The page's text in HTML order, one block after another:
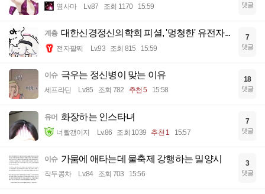
옆사마 Lv.87 조회 1170 15:59 댓글
계층 대한신경정신의학회 피셜, '멍청한' 유전자...
전자팔찌 Lv.93 조회 815 15:59
7
댓글
이슈 극우는 정신병이 맞는 이유
세프라딘 Lv.85 조회 782 추천 5 15:58
18
댓글
유머 화장하는 인스타녀
너빨갱이지 Lv.86 조회 1039 추천 1 15:57
7
댓글
이슈 가뭄에 애타는데 물축제 강행하는 밀양시
작두콩차 Lv.84 조회 703 15:56
3
댓글